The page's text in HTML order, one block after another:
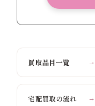
買取品目一覧 →
宅配買取の流れ →